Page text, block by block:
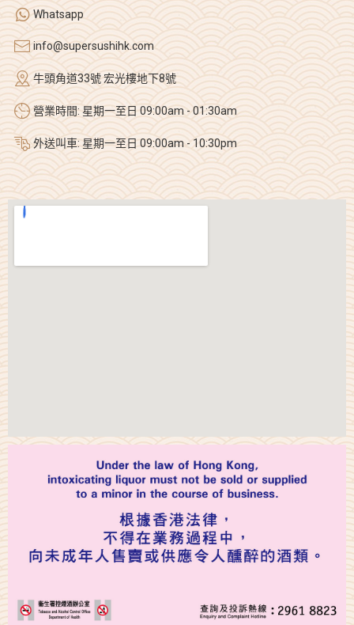
Whatsapp
info@supersushihk.com
牛頭角道33號 宏光樓地下8號
營業時間: 星期一至日 09:00am - 01:30am
外送叫車: 星期一至日 09:00am - 10:30pm